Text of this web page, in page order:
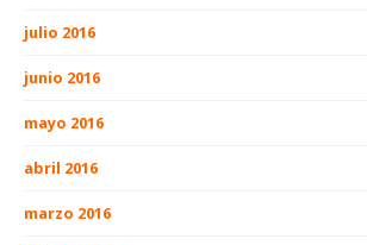
julio 2016
junio 2016
mayo 2016
abril 2016
marzo 2016